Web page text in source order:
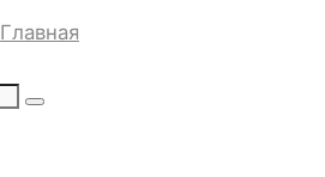
Главная